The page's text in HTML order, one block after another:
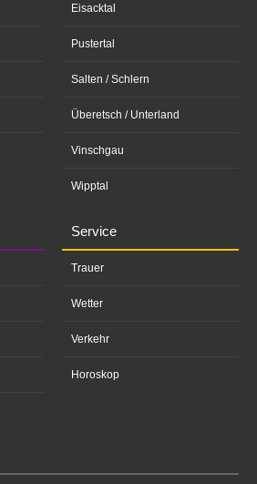
Eisacktal
Pustertal
Salten / Schlern
Überetsch / Unterland
Vinschgau
Wipptal
Service
Trauer
Wetter
Verkehr
Horoskop